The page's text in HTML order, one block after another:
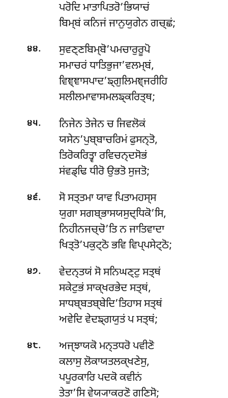
ਪਰੋਦਿ ਮਾਤਾਪਿਤਰੋ’ਭਿਯਾਚਂ
ਬਿਮ੍ਬਂ ਕਨਿਜਂ ਜਾਨੁਯੁਗੇਨ ਗਚ੍ਛਂ;
੪੪.
ਸੁਵਣ੍ਣਬਿਮ੍ਬੋ’ਪਮਚਾਰੁਰੂਪੋ
ਸਮਾਚਰਂ ਧਾਤਿਭੁਜਾ’ਵਲਮ੍ਬਂ,
ਵਿਞ੍ਞਾਸਪਾਦ’ਙ੍ਗੁਲਿਮਞ੍ਜਰੀਹਿ
ਸਲੀਲਮਾਵਾਸਮਲਙ੍ਕਰਿਤ੍ਥ;
੪੫.
ਨਿਜੇਨ ਤੇਜੇਨ ਚ ਜਿਵਲੋਕਂ
ਯਸੇਨ’ਪੁਬ੍ਬਾਚਰਿਮਂ ਫੁਸਨ੍ਤੋ,
ਤਿਰੋਕਰਿਤ੍ਵਾ ਰਵਿਚਨ੍ਦਸੋਭਂ
ਸਂਵਡ੍ਢਿ ਧੀਰੋ ਉਭਤੋ ਸੁਜਤੋ;
੪੬.
ਸੋ ਸਤ੍ਤਮਾ ਯਾਵ ਪਿਤਾਮਹਸ੍ਸ
ਯੁਗਾ ਸਗਬ੍ਭਾਸਯਸੁਦ੍ਧਿਕੋ’ਸਿ,
ਨਿਹੀਨਜਚ੍ਚੋ’ਤਿ ਨ ਜਾਤਿਵਾਦਾ
ਖਿਤ੍ਤੋ’ਪਕੁਟ੍ਠੋ ਭਵਿ ਵਿਪ੍ਪਸੇਟ੍ਠੋ;
੪੭.
ਵੇਦਨ੍ਤਯਂ ਸੋ ਸਨਿਘਣ੍ਟੁ ਸਤ੍ਥਂ
ਸਕੇਟੁਭਂ ਸਾਕ੍ਖਰਭੇਦ ਸਤ੍ਥਂ,
ਸਾਧਬ੍ਬਤਬ੍ਬੇਦਿ’ਤਿਹਾਸ ਸਤ੍ਥਂ
ਅਵੇਦਿ ਵੇਦਙ੍ਗਯੁਤਂ ਪ ਸਤ੍ਥਂ;
੪੮.
ਅਜ੍ਝਾਯਕੋ ਮਨ੍ਤਧਰੋ ਪਵੀਣੋ
ਕਲਾਸੁ ਲੋਕਾਯਤਲਕ੍ਖਣੇਸੁ,
ਪਪੂਰਕਾਰਿ ਪਦਕੋ ਕਵੀਨਂ
ਤੇਤਾ’ਸਿ ਵੇਯ੍ਯਾਕਰਣੋ ਗਣਿਸੋ;